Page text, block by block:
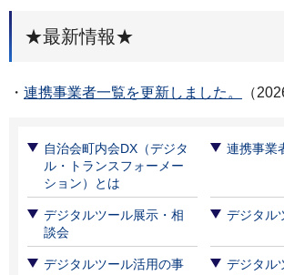
★最新情報★
・ 連携事業者一覧を更新しました。 （
自治会町内会DX（デジタ
ル・トランスフォーメー
ション）とは
連携事業
デジタルツール展示・相
談会
デジタル
デジタルツール活用の事
デジタル